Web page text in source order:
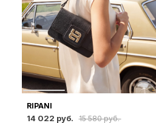
RIPANI
14 022 руб. 15 580 руб.